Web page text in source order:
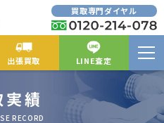
買取専門ダイヤル
出張買取 LINE査定
実績
RECORD